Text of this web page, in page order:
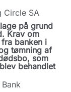
Circle SA
på grund
Krav om
banken i
tømning af
som
behandlet